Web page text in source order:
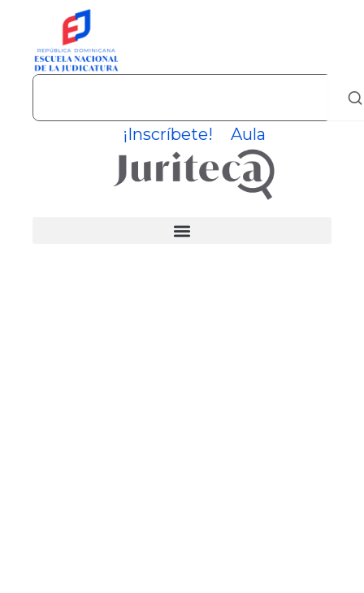
content
Search
¡Inscríbete! Aula